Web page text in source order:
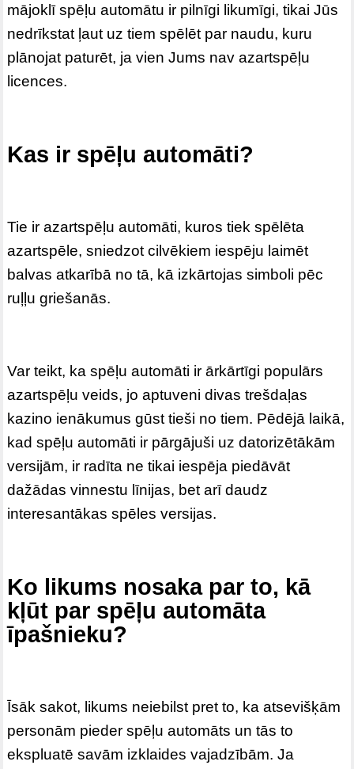
mājoklī spēļu automātu ir pilnīgi likumīgi, tikai Jūs
nedrīkstat ļaut uz tiem spēlēt par naudu, kuru
plānojat paturēt, ja vien Jums nav azartspēļu
licences.
Kas ir spēļu automāti?
Tie ir azartspēļu automāti, kuros tiek spēlēta
azartspēle, sniedzot cilvēkiem iespēju laimēt
balvas atkarībā no tā, kā izkārtojas simboli pēc
ruļļu griešanās.
Var teikt, ka spēļu automāti ir ārkārtīgi populārs
azartspēļu veids, jo aptuveni divas trešdaļas
kazino ienākumus gūst tieši no tiem. Pēdējā laikā,
kad spēļu automāti ir pārgājuši uz datorizētākām
versijām, ir radīta ne tikai iespēja piedāvāt
dažādas vinnestu līnijas, bet arī daudz
interesantākas spēles versijas.
Ko likums nosaka par to, kā
kļūt par spēļu automāta
īpašnieku?
Īsāk sakot, likums neiebilst pret to, ka atsevišķām
personām pieder spēļu automāts un tās to
ekspluatē savām izklaides vajadzībām. Ja